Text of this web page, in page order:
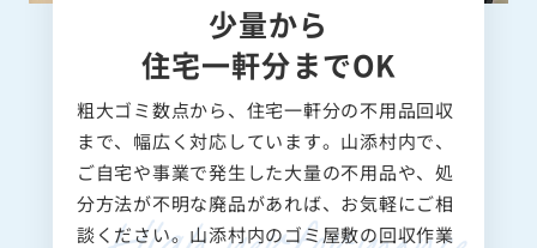
少量から
住宅一軒分までOK
粗大ゴミ数点から、住宅一軒分の不用品回収
まで、幅広く対応しています。山添村内で、
ご自宅や事業で発生した大量の不用品や、処
分方法が不明な廃品があれば、お気軽にご相
談ください。山添村内のゴミ屋敷の回収作業